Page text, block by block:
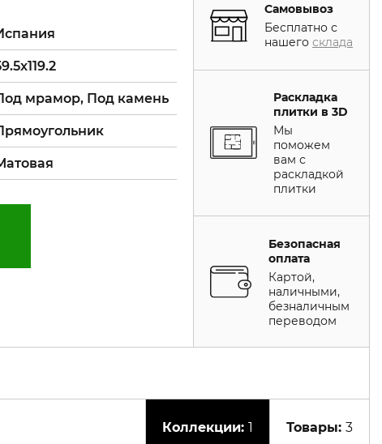
мрамор, Под камень
Самовывоз
Бесплатно с
нашего склада
Раскладка
плитки в 3D
Мы
поможем
вам с
раскладкой
плитки
Безопасная
оплата
Картой,
наличными,
безналичным
переводом
1 3